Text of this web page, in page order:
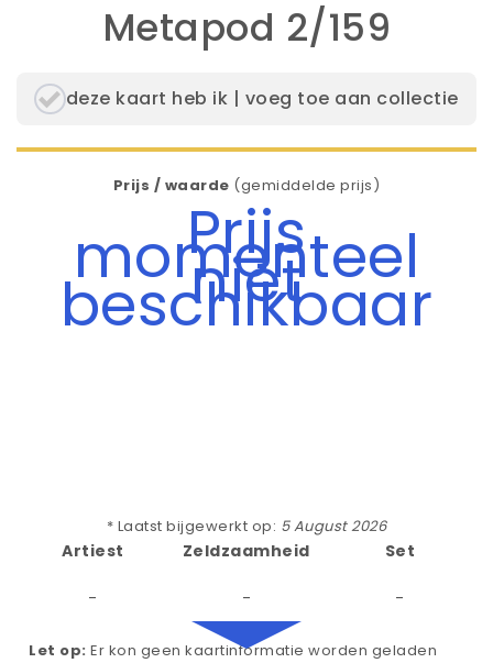
Metapod 2/159
deze kaart heb ik | voeg toe aan collectie
Prijs / waarde (gemiddelde prijs)
Prijs
momenteel
niet
beschikbaar
* Laatst bijgewerkt op: 5 August 2026
Artiest
-
Zeldzaamheid
-
Set
-
Let op: Er kon geen kaartinformatie worden geladen